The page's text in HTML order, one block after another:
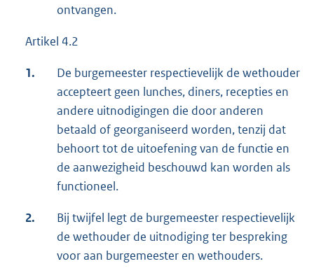
ontvangen.
Artikel 4.2
1.
De burgemeester respectievelijk de wethouder
accepteert geen lunches, diners, recepties en
andere uitnodigingen die door anderen
betaald of georganiseerd worden, tenzij dat
behoort tot de uitoefening van de functie en
de aanwezigheid beschouwd kan worden als
functioneel.
2.
Bij twijfel legt de burgemeester respectievelijk
de wethouder de uitnodiging ter bespreking
voor aan burgemeester en wethouders.